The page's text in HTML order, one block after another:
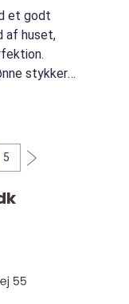
et godt
af huset,
stykker
5